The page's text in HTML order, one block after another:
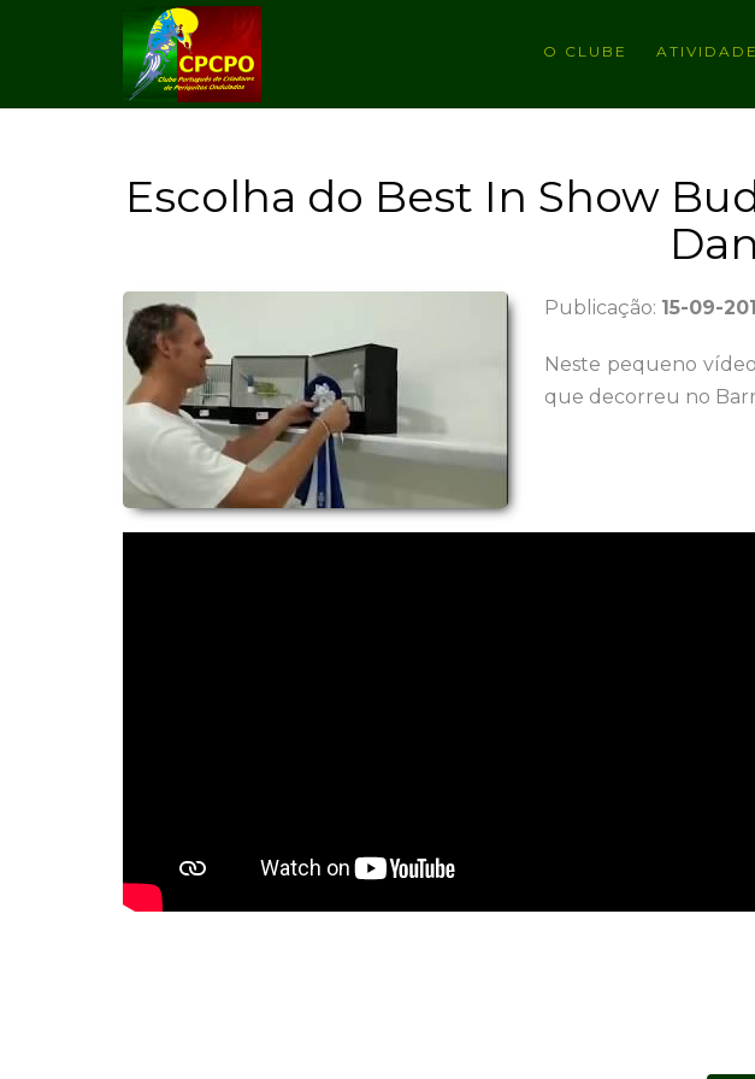
O CLUBE ATIVIDADE
Escolha do Best In Show
Publicação: 15-09-
Neste pequeno
que decorreu no